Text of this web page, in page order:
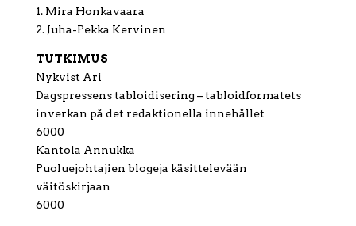
1. Mira Honkavaara
2. Juha-Pekka Kervinen
TUTKIMUS
Nykvist Ari
Dagspressens tabloidisering – tabloidformatets
inverkan på det redaktionella innehållet
6000
Kantola Annukka
Puoluejohtajien blogeja käsittelevään
väitöskirjaan
6000